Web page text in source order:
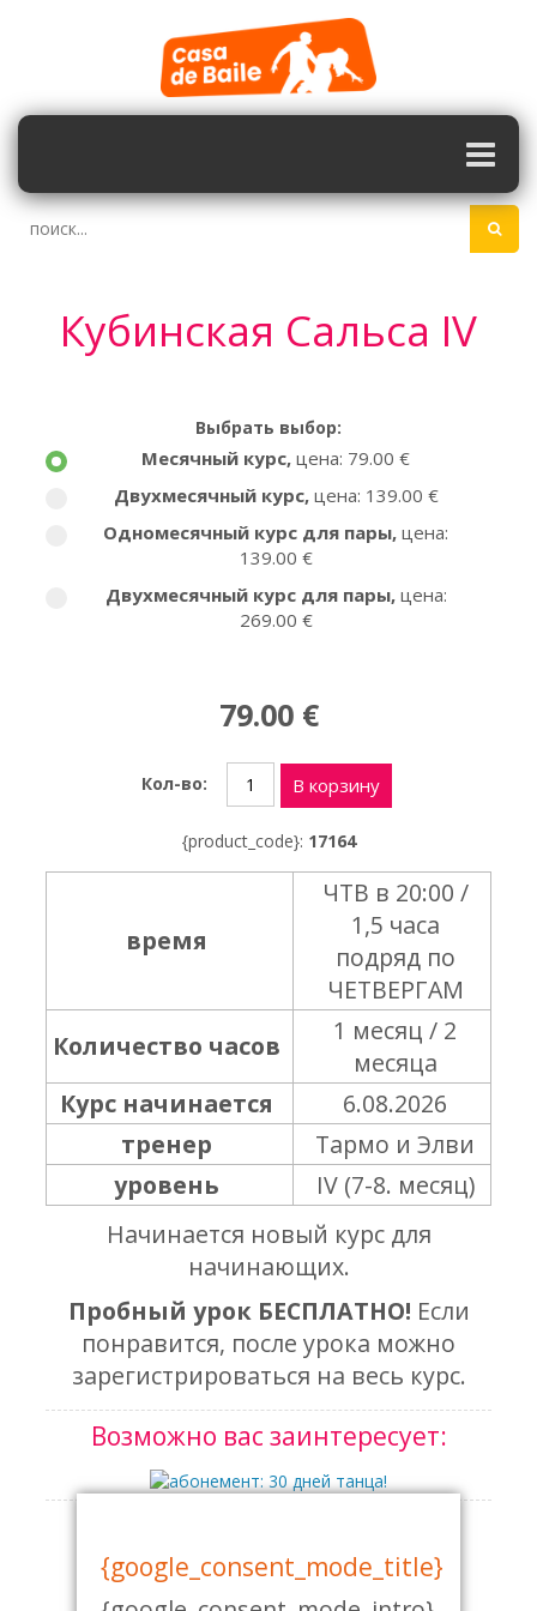
Кубинская Cальса IV
Выбрать выбор:
Месячный курс, цена: 79.00 €
Двухмесячный курс, цена: 139.00 €
Одномесячный курс для пары, цена:
139.00 €
Двухмесячный курс для пары, цена:
269.00 €
79.00 €
Кол-во: В корзину
{product_code}: 17164
время
ЧТВ в 20:00 /
1,5 часа
подряд по
ЧЕТВЕРГАМ
Количество часов
1 месяц / 2
месяца
Курс начинается
6.08.2026
тренер
Тармо и Элви
уровень
IV (7-8. месяц)
Начинается новый курс для
начинающих.
Пробный урок БЕСПЛАТНО! Если
понравится, после урока можно
зарегистрироваться на весь курс.
Возможно вас заинтересует:
155.00 €
{google_consent_mode_title}